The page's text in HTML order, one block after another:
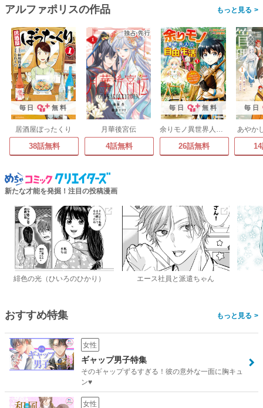
アルファポリスの作品 >
毎日 無料
居酒屋ぼったくり
38話無料
月華後宮伝
4話無料
毎日 無料
余りモノ異世界人の自由生活 勇者じゃないので勝手にやらせてもらいます
26話無料
毎日
あやか
新たな才能を発掘！注目の投稿漫画
緋色の光（ひいろのひかり） エース社員と派遣ちゃん
おすすめ特集 >
女性
ギャップ男子特集
そのギャップずるすぎる！彼の意外な一面に胸キュ
ン♥
女性